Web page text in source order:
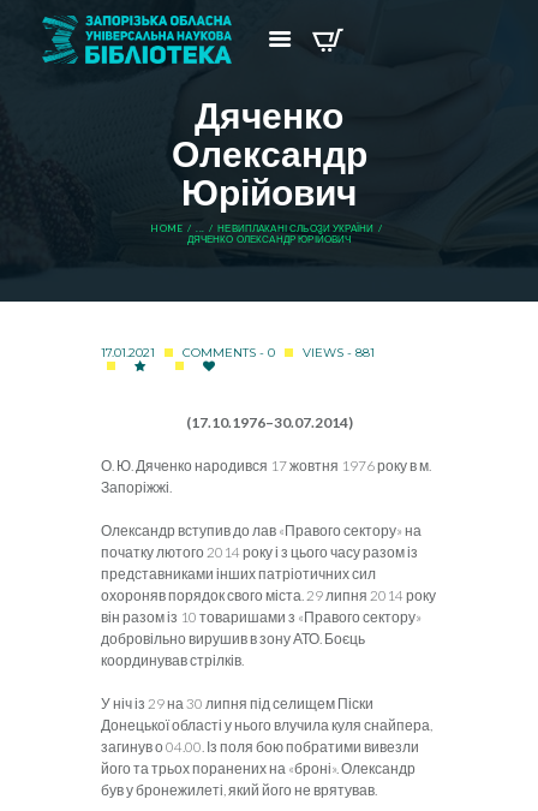
Дяченко
Олександр
Юрійович
HOME ...
НЕВИПЛАКАНІ СЛЬОЗИ УКРАЇНИ
ДЯЧЕНКО ОЛЕКСАНДР ЮРІЙОВИЧ
17.01.2021 COMMENTS - 0 VIEWS - 881
(17.10.1976–30.07.2014)
О. Ю. Дяченко народився 17 жовтня 1976 року в м.
Запоріжжі.
Олександр вступив до лав «Правого сектору» на
початку люто­го 2014 року і з цього часу разом із
представниками інших патріо­тичних сил
охороняв порядок свого міста. 29 липня 2014 року
він разом із 10 товаришами з «Правого сектору»
добровільно вирушив в зону АТО. Боєць
координував стрілків.
У ніч із 29 на 30 липня під селищем Піски
Донецької області у нього влучила куля снайпера,
загинув о 04.00. Із поля бою побратими вивезли
його та трьох поранених на «броні». Олександр
був у бронежилеті, який його не врятував.